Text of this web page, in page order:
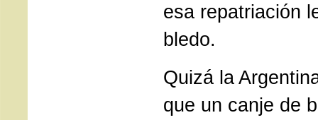
esa repatriación
bledo.
Quizá la
que un canje de